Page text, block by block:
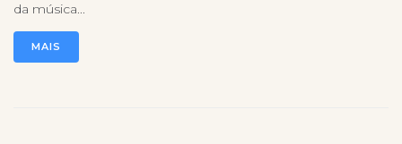
da música...
MAIS